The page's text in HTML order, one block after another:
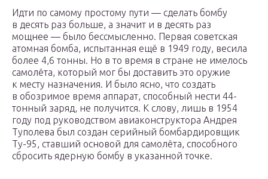
Идти по самому простому пути — сделать бомбу
в десять раз больше, а значит и в десять раз
мощнее — было бессмысленно. Первая советская
атомная бомба, испытанная ещё в 1949 году, весила
более 4,6 тонны. Но в то время в стране не имелось
самолёта, который мог бы доставить это оружие
к месту назначения. И было ясно, что создать
в обозримое время аппарат, способный нести 44-
тонный заряд, не получится. К слову, лишь в 1954
году под руководством авиаконструктора Андрея
Туполева был создан серийный бомбардировщик
Ту-95, ставший основой для самолёта, способного
сбросить ядерную бомбу в указанной точке.